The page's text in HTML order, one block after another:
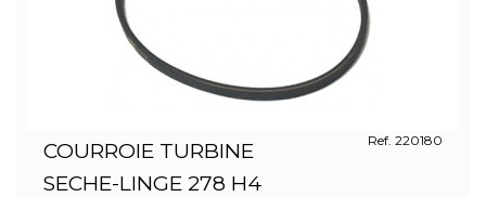
COURROIE TURBINE
SECHE-LINGE 278 H4
Ref. 220180